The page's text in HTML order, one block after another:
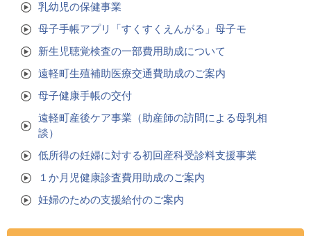
乳幼児の保健事業
母子手帳アプリ「すくすくえんがる」母子モ
新生児聴覚検査の一部費用助成について
遠軽町生殖補助医療交通費助成のご案内
母子健康手帳の交付
遠軽町産後ケア事業（助産師の訪問による母乳相
談）
低所得の妊婦に対する初回産科受診料支援事業
１か月児健康診査費用助成のご案内
妊婦のための支援給付のご案内